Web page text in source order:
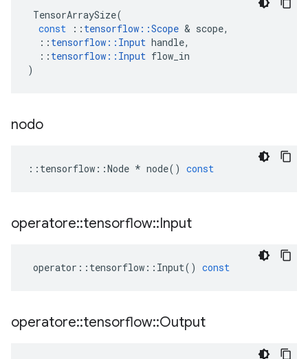
TensorArraySize(
const
:: tensorflow ::Scope & scope,
:: tensorflow :: Input handle,
:: tensorflow :: Input flow_in
)
nodo
:: tensorflow ::Node * node() const
operatore::tensorflow::Input
operator :: tensorflow :: Input() const
operatore::tensorflow::Output